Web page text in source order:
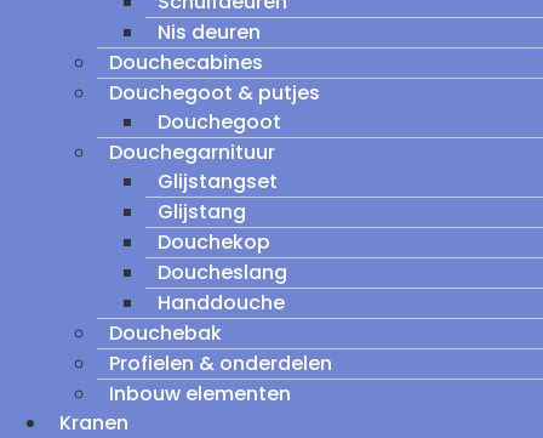
Nis deuren
Douchecabines
Douchegoot & putjes
Douchegoot
Douchegarnituur
Glijstangset
Glijstang
Douchekop
Doucheslang
Handdouche
Douchebak
Profielen & onderdelen
Inbouw elementen
Kranen